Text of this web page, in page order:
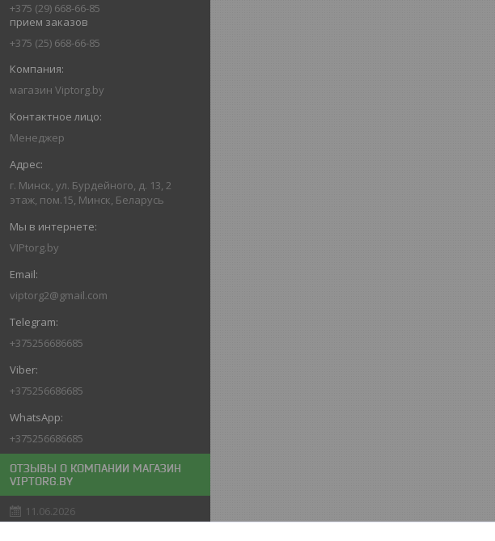
+375 (29) 668-66-85
прием заказов
+375 (25) 668-66-85
магазин Viptorg.by
Менеджер
г. Минск, ул. Бурдейного, д. 13, 2
этаж, пом.15, Минск, Беларусь
VIPtorg.by
viptorg2@gmail.com
+375256686685
+375256686685
+375256686685
ОТЗЫВЫ О КОМПАНИИ МАГАЗИН
VIPTORG.BY
11.06.2026